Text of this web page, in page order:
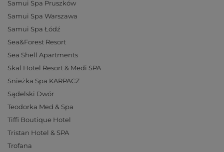
Samui Spa Pruszków
Samui Spa Warszawa
Samui Spa Łódź
Sea&Forest Resort
Sea Shell Apartments
Skal Hotel Resort & Medi SPA
Snieżka Spa KARPACZ
Sądelski Dwór
Teodorka Med & Spa
Tiffi Boutique Hotel
Tristan Hotel & SPA
Trofana